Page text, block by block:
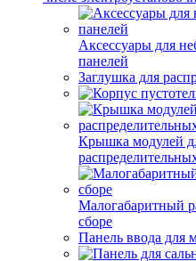
Аксессуары для
панелей
Заглушка для
Крышка модулей
Малогабаритный
сборе
Панель ввода для